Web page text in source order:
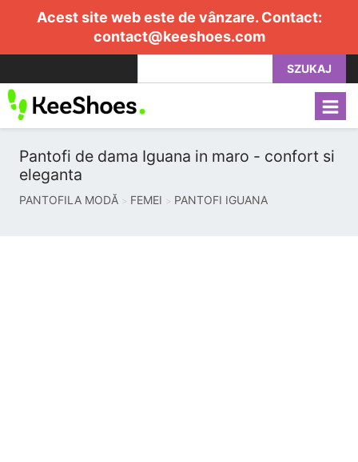
Acest site web este de vânzare. Contact:
contact@keeshoes.com
SZUKAJ
Pantofi de dama Iguana in maro - confort si
eleganta
PANTOFILA MODĂ FEMEI PANTOFI IGUANA